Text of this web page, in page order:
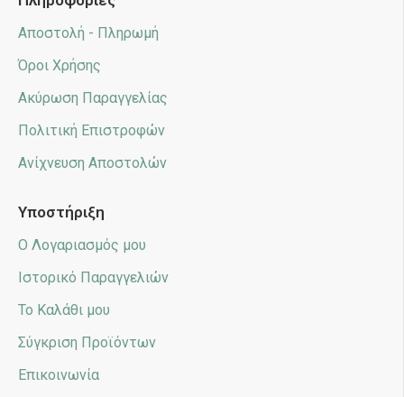
Αποστολή - Πληρωμή
Όροι Χρήσης
Ακύρωση Παραγγελίας
Πολιτική Επιστροφών
Ανίχνευση Αποστολών
Υποστήριξη
Ο Λογαριασμός μου
Ιστορικό Παραγγελιών
Το Καλάθι μου
Σύγκριση Προϊόντων
Επικοινωνία